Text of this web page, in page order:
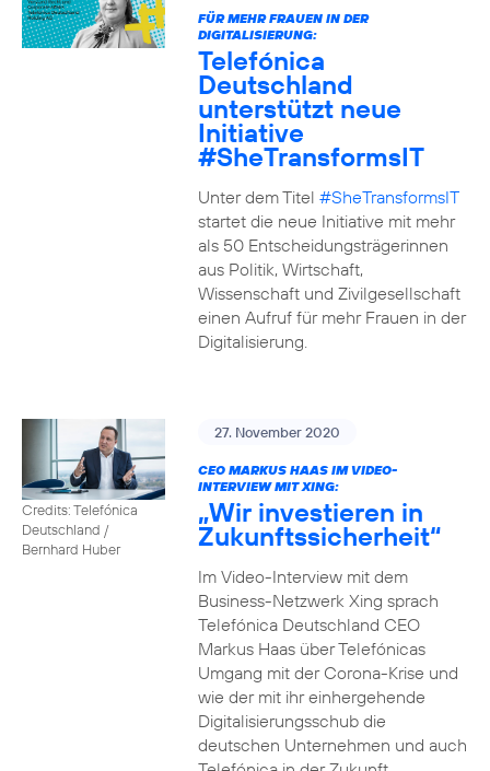
FÜR MEHR FRAUEN IN DER
DIGITALISIERUNG:
Telefónica
Deutschland
unterstützt neue
Initiative
#SheTransformsIT
Unter dem Titel #SheTransformsIT
startet die neue Initiative mit mehr
als 50 Entscheidungsträgerinnen
aus Politik, Wirtschaft,
Wissenschaft und Zivilgesellschaft
einen Aufruf für mehr Frauen in der
Digitalisierung.
Credits: Telefónica
Deutschland /
Bernhard Huber
27. November 2020
CEO MARKUS HAAS IM VIDEO-
INTERVIEW MIT XING:
„Wir investieren in
Zukunftssicherheit“
Im Video-Interview mit dem
Business-Netzwerk Xing sprach
Telefónica Deutschland CEO
Markus Haas über Telefónicas
Umgang mit der Corona-Krise und
wie der mit ihr einhergehende
Digitalisierungsschub die
deutschen Unternehmen und auch